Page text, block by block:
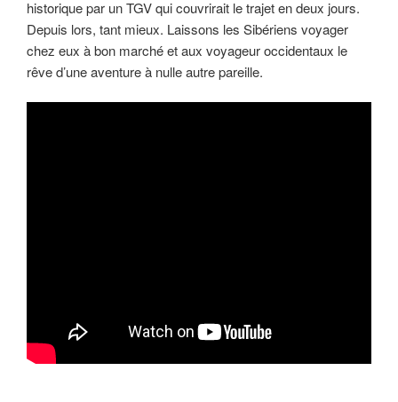
historique par un TGV qui couvrirait le trajet en deux jours.
Depuis lors, tant mieux. Laissons les Sibériens voyager
chez eux à bon marché et aux voyageur occidentaux le
rêve d’une aventure à nulle autre pareille.